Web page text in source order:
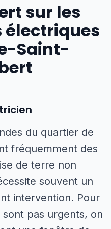
sur les
Saint-
du quartier de
fréquemment des
de terre non
souvent un
intervention. Pour
pas urgents, on